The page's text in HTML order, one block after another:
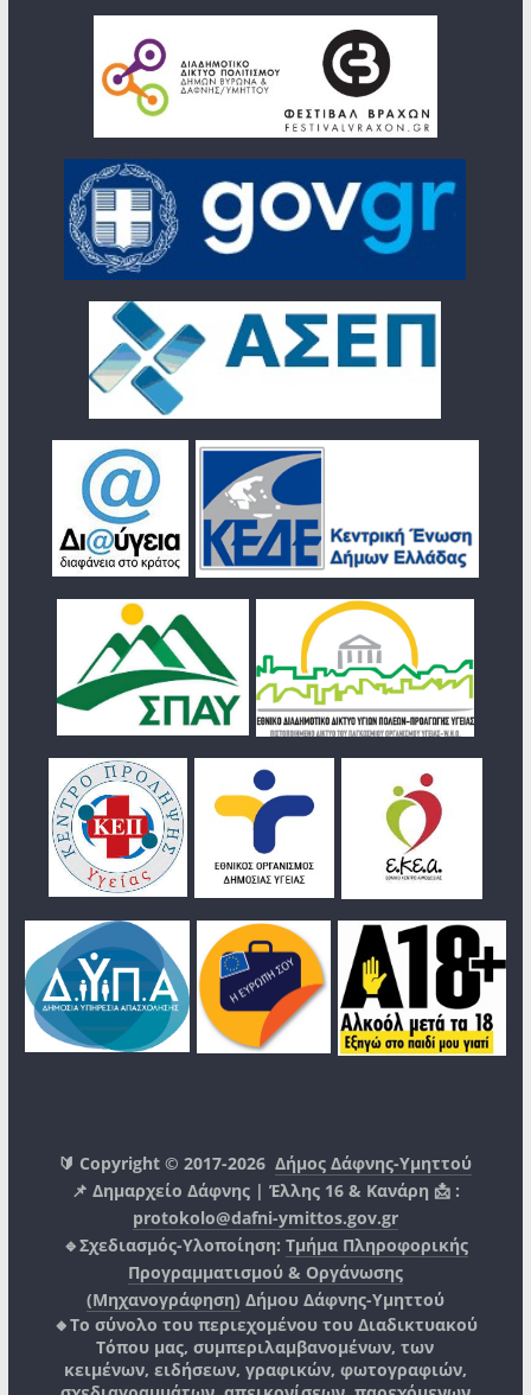
🔰 Copyright © 2017-2026Δήμος Δάφνης-Υμηττού
📌 Δημαρχείο Δάφνης | Έλλης 16 & Κανάρη 📩 :
protokolo@dafni-ymittos.gov.gr
🔹Σχεδιασμός-Υλοποίηση: Τμήμα Πληροφορικής
Προγραμματισμού & Οργάνωσης
(Μηχανογράφηση) Δήμου Δάφνης-Υμηττού
🔸Το σύνολο του περιεχομένου του Διαδικτυακού
Τόπου μας, συμπεριλαμβανομένων, των
κειμένων, ειδήσεων, γραφικών, φωτογραφιών,